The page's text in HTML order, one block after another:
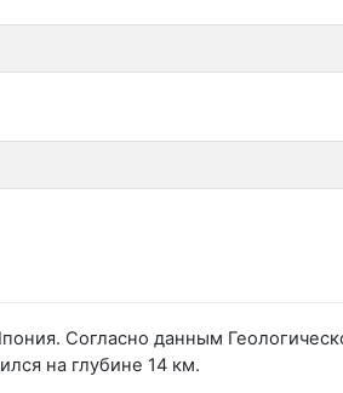
Согласно данным
на глубине 14 км.